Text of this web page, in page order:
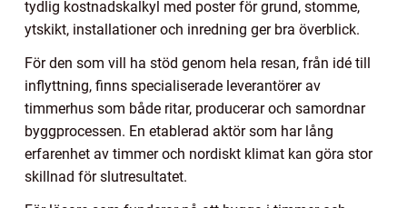
tydlig kostnadskalkyl med poster för grund, stomme,
ytskikt, installationer och inredning ger bra överblick.
För den som vill ha stöd genom hela resan, från idé till
inflyttning, finns specialiserade leverantörer av
timmerhus som både ritar, producerar och samordnar
byggprocessen. En etablerad aktör som har lång
erfarenhet av timmer och nordiskt klimat kan göra stor
skillnad för slutresultatet.